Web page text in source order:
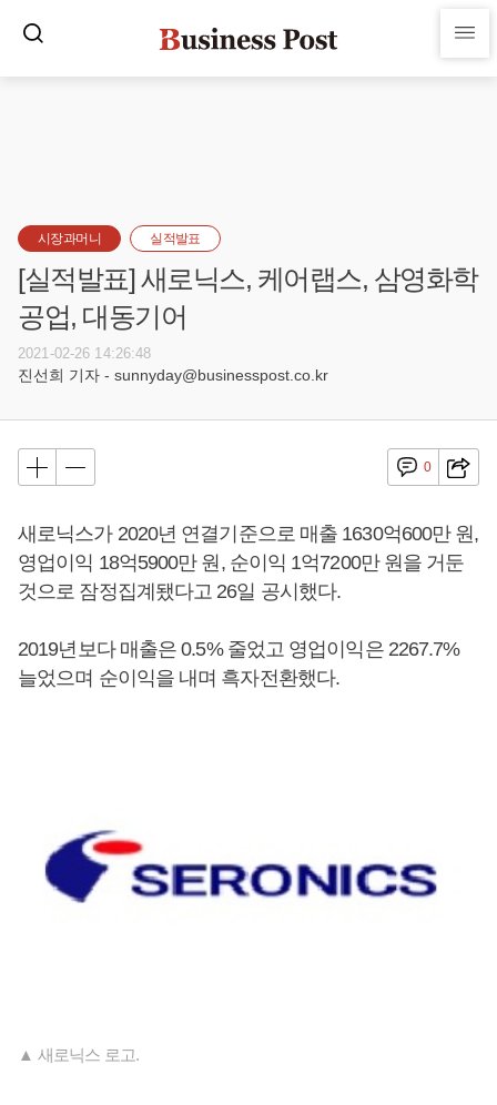
시장과머니 실적발표
[실적발표] 새로닉스, 케어랩스, 삼영화학
공업, 대동기어
2021-02-26 14:26:48
진선희 기자 - sunnyday@businesspost.co.kr
0
새로닉스가 2020년 연결기준으로 매출 1630억600만 원,
영업이익 18억5900만 원, 순이익 1억7200만 원을 거둔
것으로 잠정집계됐다고 26일 공시했다.
2019년보다 매출은 0.5% 줄었고 영업이익은 2267.7%
늘었으며 순이익을 내며 흑자전환했다.
▲ 새로닉스 로고.